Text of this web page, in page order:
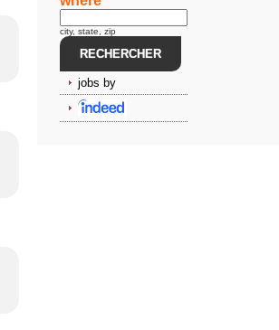
city, state, zip
jobs by